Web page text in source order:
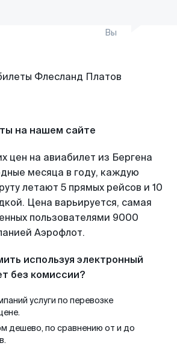
Вы
на нашем сайте
цен на авиабилет из Бергена
месяца в году, каждую
летают 5 прямых рейсов и 10
Цена варьируется, самая
пользователями 9000
Аэрофлот.
используя электронный
без комиссии?
услуги по перевозке
дешево, по сравнению от и до